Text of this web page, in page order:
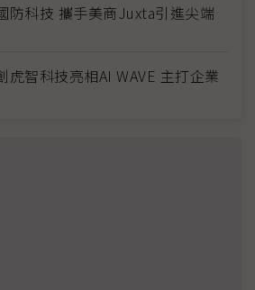
防科技 攜手美商Juxta引進尖端
虎智科技亮相AI WAVE 主打企業